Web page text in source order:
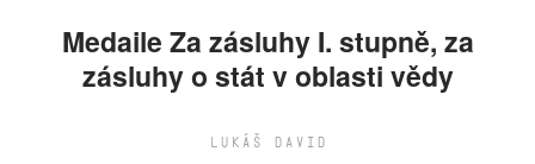
Medaile Za zásluhy I. stupně, za
zásluhy o stát v oblasti vědy
LUKÁŠ DAVID